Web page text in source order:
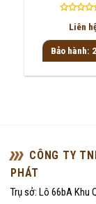
Được
hạng
0
sao
Liên
Bảo hành:
CÔNG TY
PHÁT
Trụ sở: Lô 66bA Khu